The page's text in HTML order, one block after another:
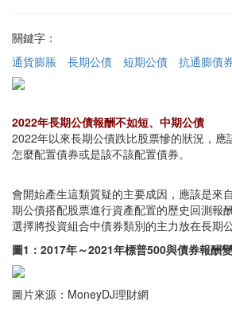
關鍵字：
通貨膨脹
長期公債 短期公債 抗通膨債
2022年長期公債報酬不如短、中期公債
2022年以來長期公債跌比股票慘的狀況，應
怎麼配置債券或是該不該配置債券。
會開始產生這類質疑的主要成因，應該是來
期公債搭配股票進行資產配置的歷史回測報
選擇將投資組合中債券類別的主力放在長期公
圖1：2017年～2021年標普500與債券報酬
圖片來源：MoneyDJ理財網